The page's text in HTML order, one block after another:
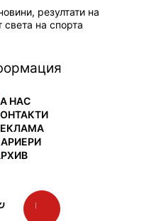
резултати на
на спорта
НАС